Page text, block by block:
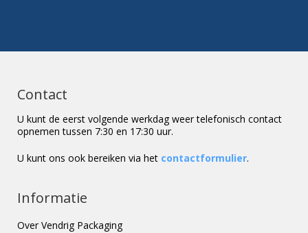
Contact
U kunt de eerst volgende werkdag weer telefonisch contact
opnemen tussen 7:30 en 17:30 uur.
U kunt ons ook bereiken via het contactformulier.
Informatie
Over Vendrig Packaging